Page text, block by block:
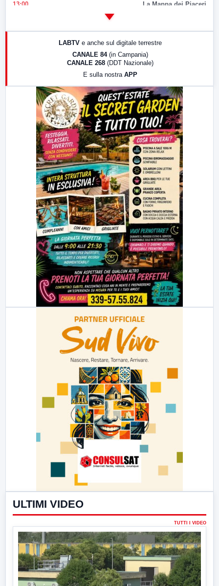
13:00 La Mappa dei Piaceri
LabNews (replica)
LABTV e anche sul digitale terrestre
CANALE 84 (in Campania)
CANALE 268 (DDT Nazionale)
E sulla nostra APP
ULTIMI VIDEO
TUTTI I VIDEO